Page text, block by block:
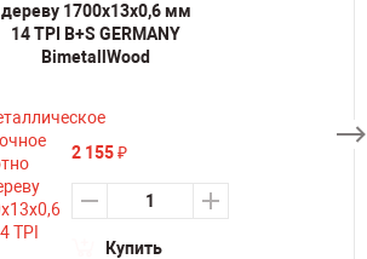
дереву 1700х13х0,6 мм
14 TPI B+S GERMANY
BimetallWood
2 155₽
Купить